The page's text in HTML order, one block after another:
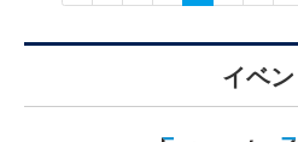
イベン